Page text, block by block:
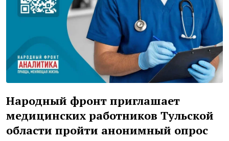
Народный фронт приглашает
медицинских работников Тульской
области пройти анонимный опрос